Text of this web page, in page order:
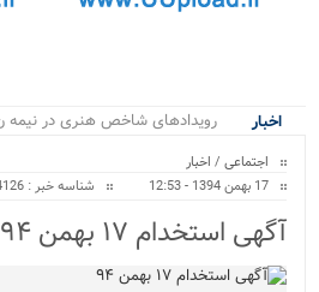
اخبار
رویدادهای شاخص هنری در نیمه
اجتماعی / اخبار
17 بهمن 1394 - 12:53
شناسه خبر : 4126
آگهی استخدام ۱۷ بهمن ۹۴